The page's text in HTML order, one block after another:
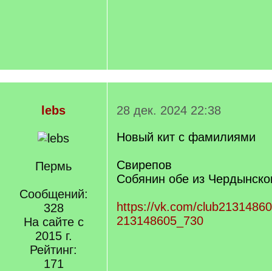
lebs
Пермь
Сообщений:
328
На сайте с
2015 г.
Рейтинг:
171
28 дек. 2024 22:38
Новый кит с фамилиями
Свирепов
Собянин обе из
https://vk.com/
213148605_730